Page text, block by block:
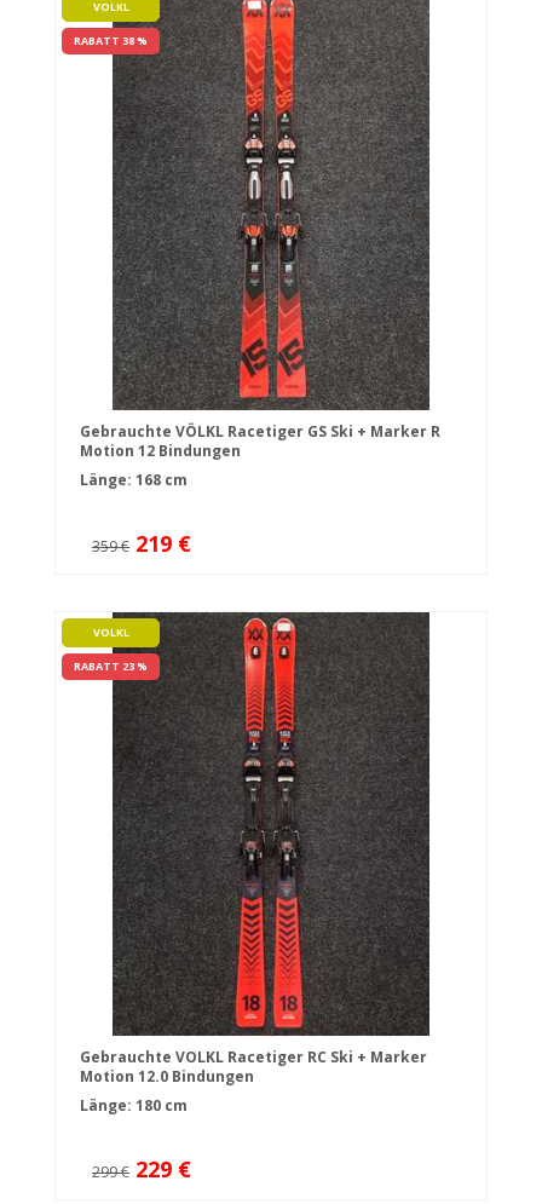
VOLKL
RABATT 38 %
Gebrauchte VÖLKL Racetiger GS Ski + Marker R
Motion 12 Bindungen
Länge: 168 cm
359 € 219 €
VOLKL
RABATT 23 %
Gebrauchte VOLKL Racetiger RC Ski + Marker
Motion 12.0 Bindungen
Länge: 180 cm
299 € 229 €